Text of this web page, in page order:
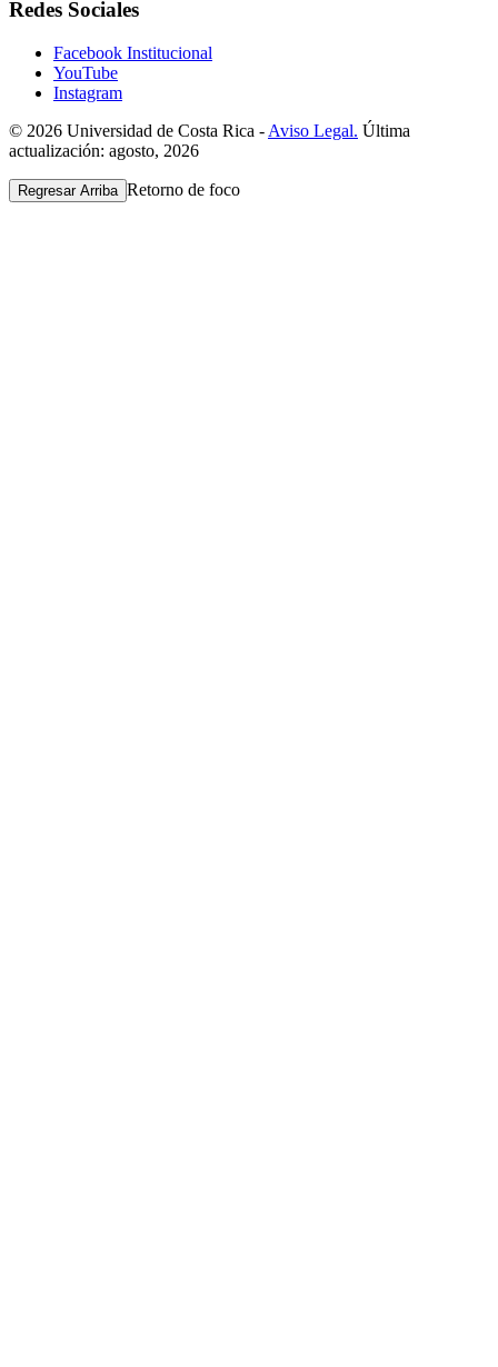
Redes Sociales
Facebook Institucional
YouTube
Instagram
© 2026 Universidad de Costa Rica - Aviso Legal. Última
actualización: agosto, 2026
Regresar Arriba Retorno de foco